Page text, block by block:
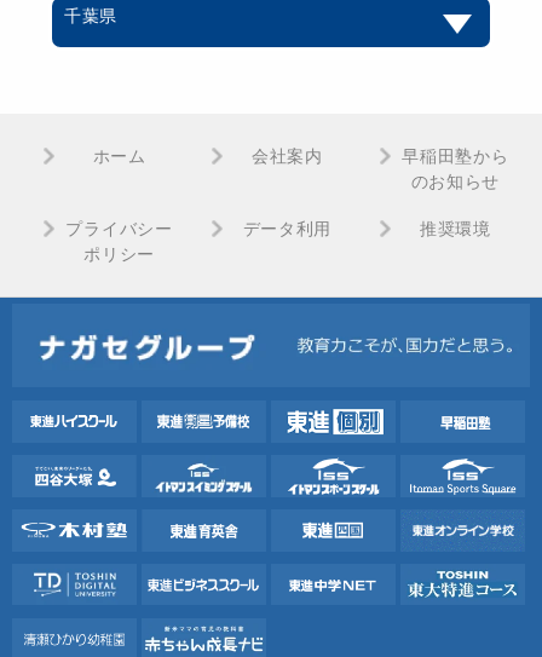
千葉県
ホーム 会社案内
早稲田塾から
のお知らせ
プライバシー
ポリシー
データ利用 推奨環境